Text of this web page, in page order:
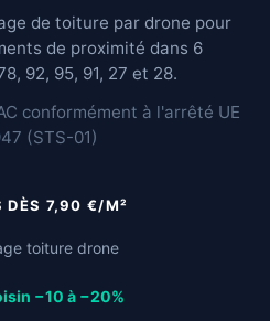
de toiture par drone pour
de proximité dans 6
92, 95, 91, 27 et 28.
conformément à l'arrêté UE
(STS-01)
DÈS 7,90 €/M²
toiture drone
−10 à −20%